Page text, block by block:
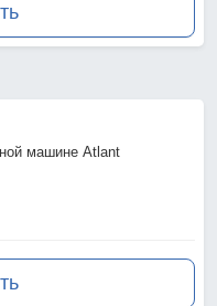
машине Atlant